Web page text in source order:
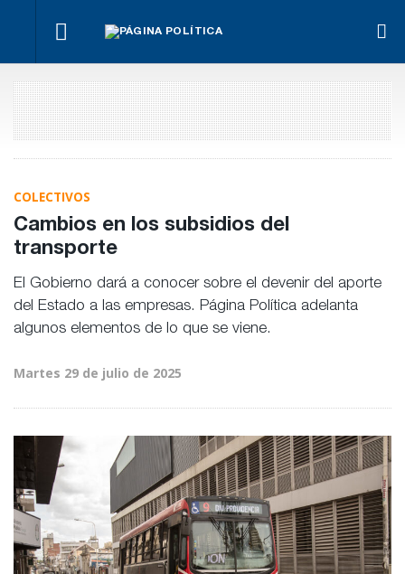
convocó
a su
Congreso
destacó
la
reducción
del
déficit en
se
hace
igual
a
Benegas
Lynch
por
conflicto
Bravo
llegada
de
Bianco
COLECTIVOS
Cambios en los subsidios del
transporte
El Gobierno dará a conocer sobre el devenir del aporte
del Estado a las empresas. Página Política adelanta
algunos elementos de lo que se viene.
Martes 29 de julio de 2025